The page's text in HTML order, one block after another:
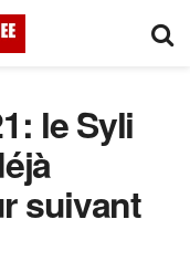
le Syli
suivant